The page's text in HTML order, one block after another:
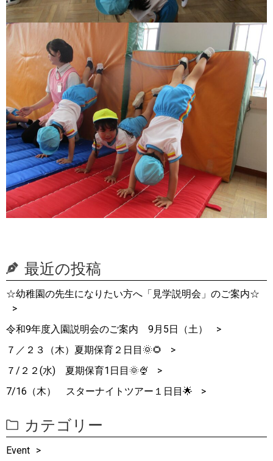
最近の投稿
☆幼稚園の先生になりたい方へ「見学説明会」のご案内☆
令和9年度入園説明会のご案内 9月5日（土）
７／２３（木）夏期保育２日目🌞🌻
７/２２(水) 夏期保育1日目🌞🍨
7/16（木） スターナイトツアー１日目🌟
カテゴリー
Event